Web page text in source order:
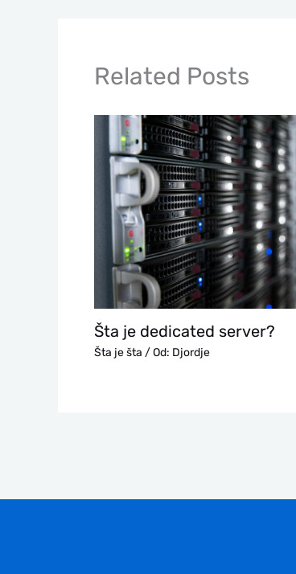
Related Posts
Šta je dedicated server?
Šta je šta / Od: Djordje